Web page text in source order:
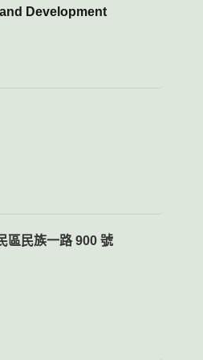
Development
區民族一路 900 號